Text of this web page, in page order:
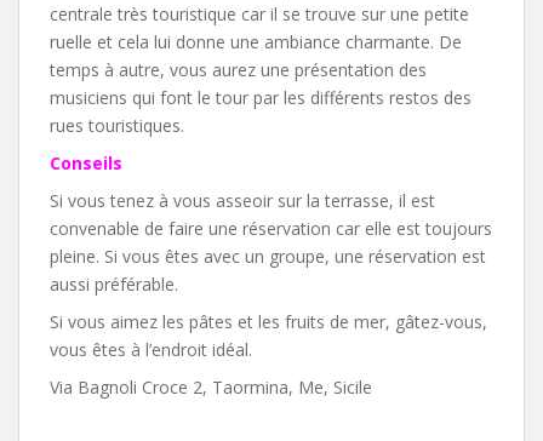
centrale très touristique car il se trouve sur une petite
ruelle et cela lui donne une ambiance charmante. De
temps à autre, vous aurez une présentation des
musiciens qui font le tour par les différents restos des
rues touristiques.
Conseils
Si vous tenez à vous asseoir sur la terrasse, il est
convenable de faire une réservation car elle est toujours
pleine. Si vous êtes avec un groupe, une réservation est
aussi préférable.
Si vous aimez les pâtes et les fruits de mer, gâtez-vous,
vous êtes à l’endroit idéal.
Via Bagnoli Croce 2, Taormina, Me, Sicile